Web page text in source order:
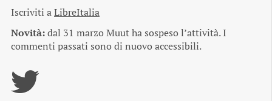
Iscriviti aLibreItalia
Novità:dal 31 marzo Muut ha sospeso l’attività. I
commenti passati sono di nuovo accessibili.